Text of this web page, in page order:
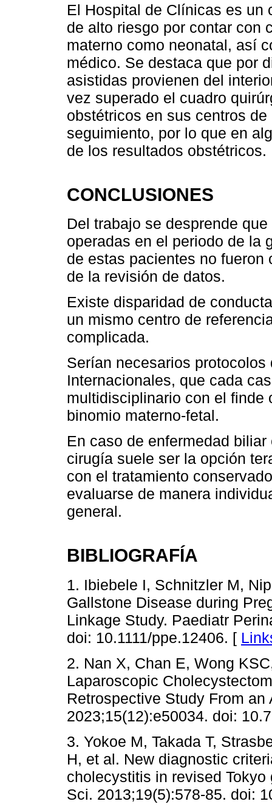
El Hospital de Clínicas es un
de alto riesgo por contar con
materno como neonatal, así
médico. Se destaca que por
asistidas provienen del
vez superado el cuadro
obstétricos en sus centros
seguimiento, por lo que en
de los resultados obstétricos.
CONCLUSIONES
Del trabajo se desprende
operadas en el periodo de la
de estas pacientes no
de la revisión de datos.
Existe disparidad de
un mismo centro de
complicada.
Serían necesarios
Internacionales, que cada
multidisciplinario con el finde
binomio materno-fetal.
En caso de enfermedad
cirugía suele ser la opción
con el tratamiento
evaluarse de manera
general.
BIBLIOGRAFÍA
1. Ibiebele I, Schnitzler M,
Gallstone Disease during
Linkage Study. Paediatr
doi: 10.1111/ppe.12406. [
2. Nan X, Chan E, Wong
Laparoscopic
Retrospective Study From
2023;15(12):e50034. doi:
3. Yokoe M, Takada T,
H, et al. New diagnostic
cholecystitis in revised
Sci. 2013;19(5):578-85. doi: